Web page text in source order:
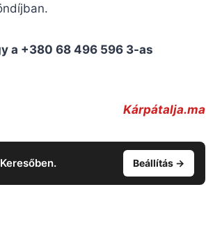
a +380 68 496 596 3-as
Kárpátalja.ma
Beállítás →